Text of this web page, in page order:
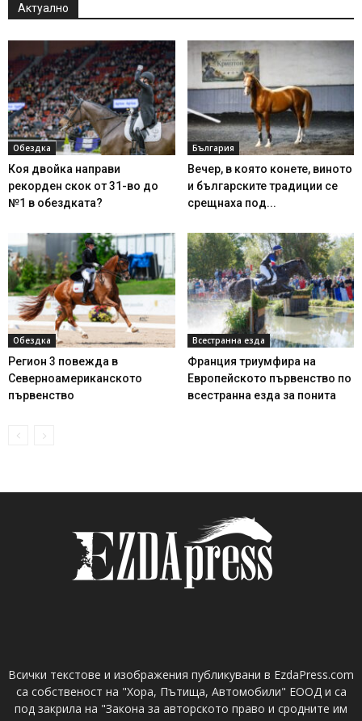
Актуално
Обездка
Коя двойка направи
рекорден скок от 31-во до
№1 в обездката?
България
Вечер, в която конете, виното
и българските традиции се
срещнаха под...
Обездка
Регион 3 повежда в
Северноамериканското
първенство
Всестранна езда
Франция триумфира на
Европейското първенство по
всестранна езда за понита
Всички текстове и изображения публикувани в EzdaPress.com
са собственост на "Хора, Пътища, Автомобили" ЕООД и са
под закрила на "Закона за авторското право и сродните им